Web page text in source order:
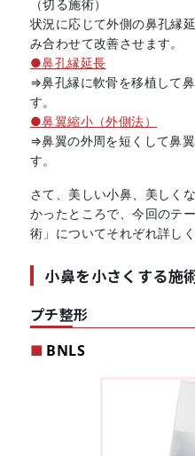
（切る施術）
状況に応じて外側の鼻孔縁
み合わせて改善させます。
●鼻孔縁延長
⇒鼻孔縁に軟骨を移植して
す。
●鼻翼縮小（外側法）
⇒鼻翼の外周を短くして鼻
す。
さて、美しい小鼻、美しく
かったところで、今回のテ
術」についてそれぞれ詳し
小鼻を小さくする施
プチ整形
BNLS